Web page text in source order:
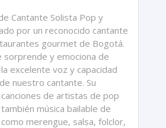
Cantante Solista Pop y
por un reconocido cantante
gourmet de Bogotá.
sorprende y emociona de
excelente voz y capacidad
nuestro cantante. Su
de artistas de pop
música bailable de
merengue, salsa, folclor,